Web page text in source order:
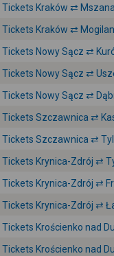
Tickets Kraków ⇄
Tickets Kraków ⇄
Tickets Nowy Sącz ⇄
Tickets Nowy Sącz ⇄
Tickets Nowy Sącz ⇄
Tickets Szczawnica ⇄
Tickets Szczawnica ⇄
Tickets Krynica-Zdrój ⇄
Tickets Krynica-Zdrój ⇄
Tickets Krynica-Zdrój ⇄
Tickets Krościenko nad
Tickets Krościenko nad